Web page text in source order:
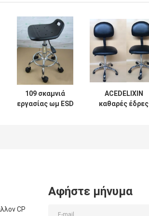
109 σκαμνιά
εργασίας ωμ ESD
ACEDELIXIN
καθαρές έδρες
CP
Αφήστε μήνυμα